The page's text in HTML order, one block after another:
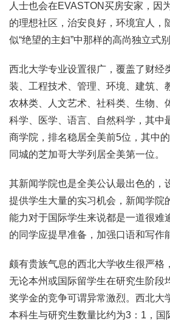
人士也会在EVASTON买房安家，因
的理想社区，治安良好，环境宜人，
似“绝望的主妇”中那样的高尚独立式别
西北大学专业设置很广，覆盖了财经
装、工程技术、管理、环境、建筑、
农林类、人文艺术、社科类、生物、
科学、医学、语言、自然科学，其中
商学院，排名稳居全美前5位，其中
同城的芝加哥大学列居全美第一位。
其新闻学院也是全美公认最出色的，
提供学生大量的实习机会，新闻学院
能力对于国际学生来说都是一道很难
的同学应提早准备，加强口语和写作
颇有贵族气息的西北大学收生很严格
无论本州或国际留学生在研究生阶段
奖学金的竞争可谓异常激烈。西北大
本科生与研究生数量比约为3：1，国